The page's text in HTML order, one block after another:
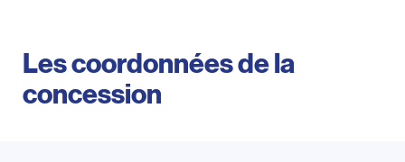
Les coordonnées de la
concession